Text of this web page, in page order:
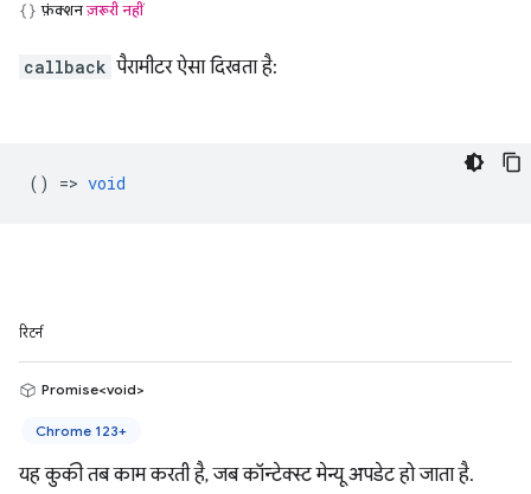
फ़ंक्शनज़रूरी नहीं
callback पैरामीटर ऐसा दिखता है:
() => void
रिटर्न
Promise<void>
Chrome 123+
यह कुकी तब काम करती है, जब कॉन्टेक्स्ट मेन्यू अपडेट हो जाता है.